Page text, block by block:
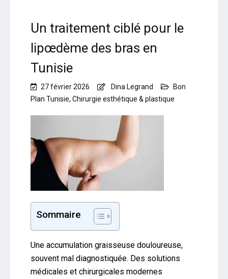
Un traitement ciblé pour le
lipœdème des bras en
Tunisie
27 février 2026 Dina Legrand
Bon
Plan Tunisie, Chirurgie esthétique & plastique
Sommaire
Une accumulation graisseuse douloureuse,
souvent mal diagnostiquée. Des solutions
médicales et chirurgicales modernes